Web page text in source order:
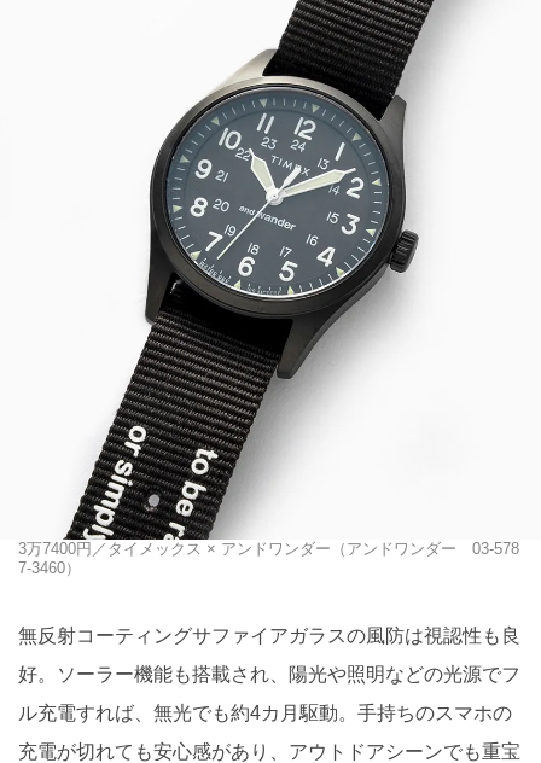
3万7400円／タイメックス × アンドワンダー（アンドワンダー 03-578
7-3460）
無反射コーティングサファイアガラスの風防は視認性も良
好。ソーラー機能も搭載され、陽光や照明などの光源でフ
ル充電すれば、無光でも約4カ月駆動。手持ちのスマホの
充電が切れても安心感があり、アウトドアシーンでも重宝